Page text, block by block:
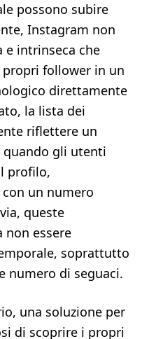
possono subire
Instagram non
e intrinseca che
follower in un
direttamente
la lista dei
riflettere un
gli utenti
profilo,
un numero
queste
non essere
soprattutto
numero di seguaci.
una soluzione per
di scoprire i propri